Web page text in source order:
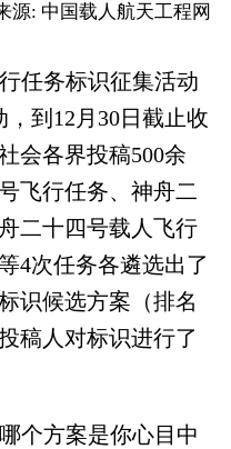
源: 中国载人航天工程网
任务标识征集活动
，到12月30日截止收
会各界投稿500余
飞行任务、神舟二
二十四号载人飞行
4次任务各遴选出了
识候选方案（排名
稿人对标识进行了
个方案是你心目中